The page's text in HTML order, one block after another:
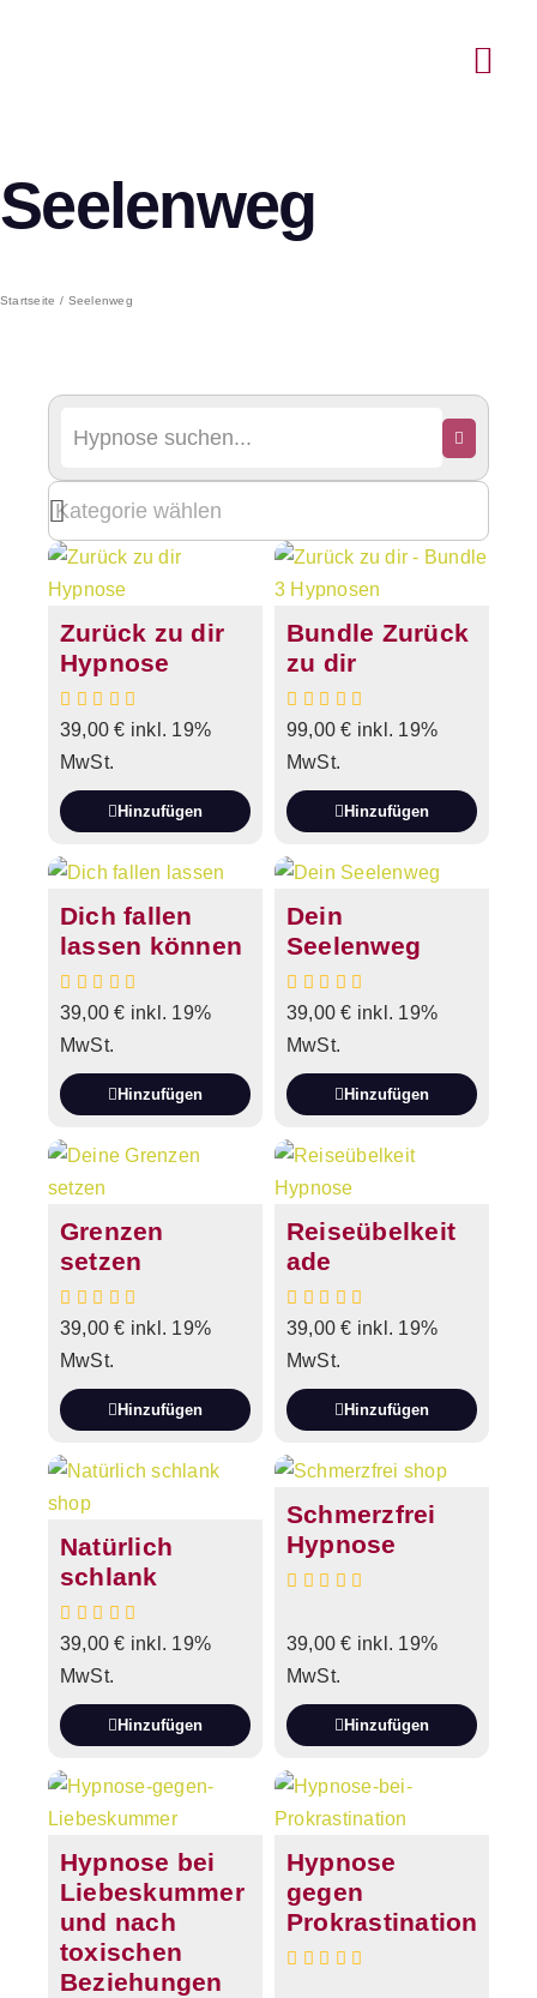
Seelenweg
Startseite Seelenweg
Zurück zu dir
Hypnose
39,00€ inkl. 19%
MwSt.
Hinzufügen
Bundle Zurück
zu dir
99,00€ inkl. 19%
MwSt.
Hinzufügen
Dich fallen
lassen können
39,00€ inkl. 19%
MwSt.
Hinzufügen
Dein
Seelenweg
39,00€ inkl. 19%
MwSt.
Hinzufügen
Grenzen
setzen
39,00€ inkl. 19%
MwSt.
Hinzufügen
Reiseübelkeit
ade
39,00€ inkl. 19%
MwSt.
Hinzufügen
Natürlich
schlank
39,00€ inkl. 19%
MwSt.
Hinzufügen
Schmerzfrei
Hypnose
39,00€ inkl. 19%
MwSt.
Hinzufügen
Hypnose bei
Liebeskummer
und nach
toxischen
Beziehungen
Hypnose
gegen
Prokrastination